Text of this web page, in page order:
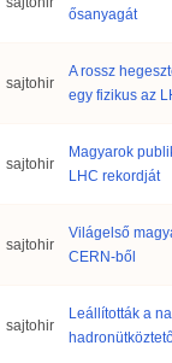
ősanyagát
sajtohir
A rossz
egy fizikus az
sajtohir
Magyarok
LHC rekordját
sajtohir
Világelső
CERN-ből
sajtohir
Leállították a